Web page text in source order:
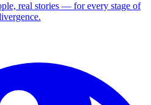
real stories — for every stage of